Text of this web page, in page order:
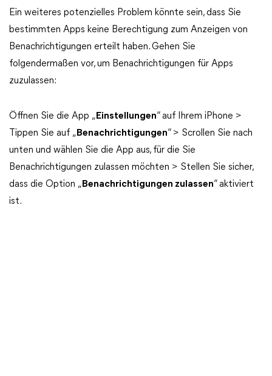
Ein weiteres potenzielles Problem könnte sein, dass Sie
bestimmten Apps keine Berechtigung zum Anzeigen von
Benachrichtigungen erteilt haben. Gehen Sie
folgendermaßen vor, um Benachrichtigungen für Apps
zuzulassen:
Öffnen Sie die App „ Einstellungen“ auf Ihrem iPhone >
Tippen Sie auf „ Benachrichtigungen“ > Scrollen Sie nach
unten und wählen Sie die App aus, für die Sie
Benachrichtigungen zulassen möchten > Stellen Sie sicher,
dass die Option „ Benachrichtigungen zulassen“ aktiviert
ist.